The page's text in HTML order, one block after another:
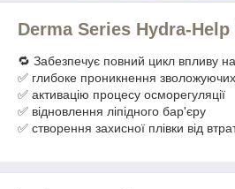
Derma Series Hydra-Help
🔁 Забезпечує повний цикл впливу
✅ глибоке проникнення
✅ активацію процесу осморегуляції
✅ відновлення ліпідного бар'єру
✅ створення захисної плівки від